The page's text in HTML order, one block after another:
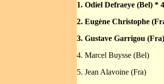
1. Odiel Defraeye (Bel) *
2. Eugène Christophe
3. Gustave Garrigou
4. Marcel Buysse (Bel)
5. Jean Alavoine (Fra)